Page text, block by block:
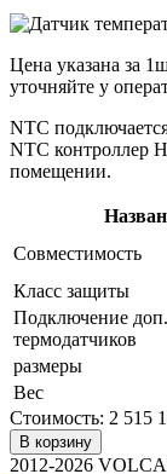
Цена указана за
уточняйте у
NTC
NTC контроллер
помещении.
Совместимость
Класс защиты
Подключение доп.
термодатчиков
размеры
Вес
Стоимость: 2 515
В корзину
2012-2026